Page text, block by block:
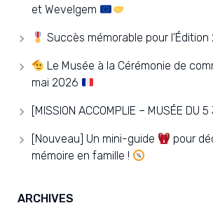
et Wevelgem
Succès mémorable pour l’Édition
Le Musée à la Cérémonie de
mai 2026
[MISSION ACCOMPLIE – MUSÉE DU
[Nouveau] Un mini-guide
pour
mémoire en famille !
ARCHIVES